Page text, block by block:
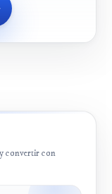
convertir con